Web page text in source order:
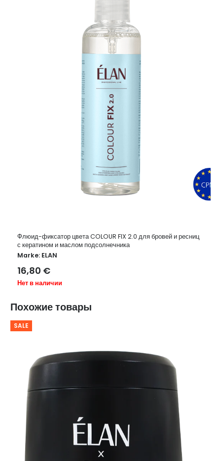
Флюид-фиксатор цвета COLOUR FIX 2.0 для бровей и ресниц
с кератином и маслом подсолнечника
Marke: ELAN
16,80 €
Нет в наличии
Похожие товары
SALE